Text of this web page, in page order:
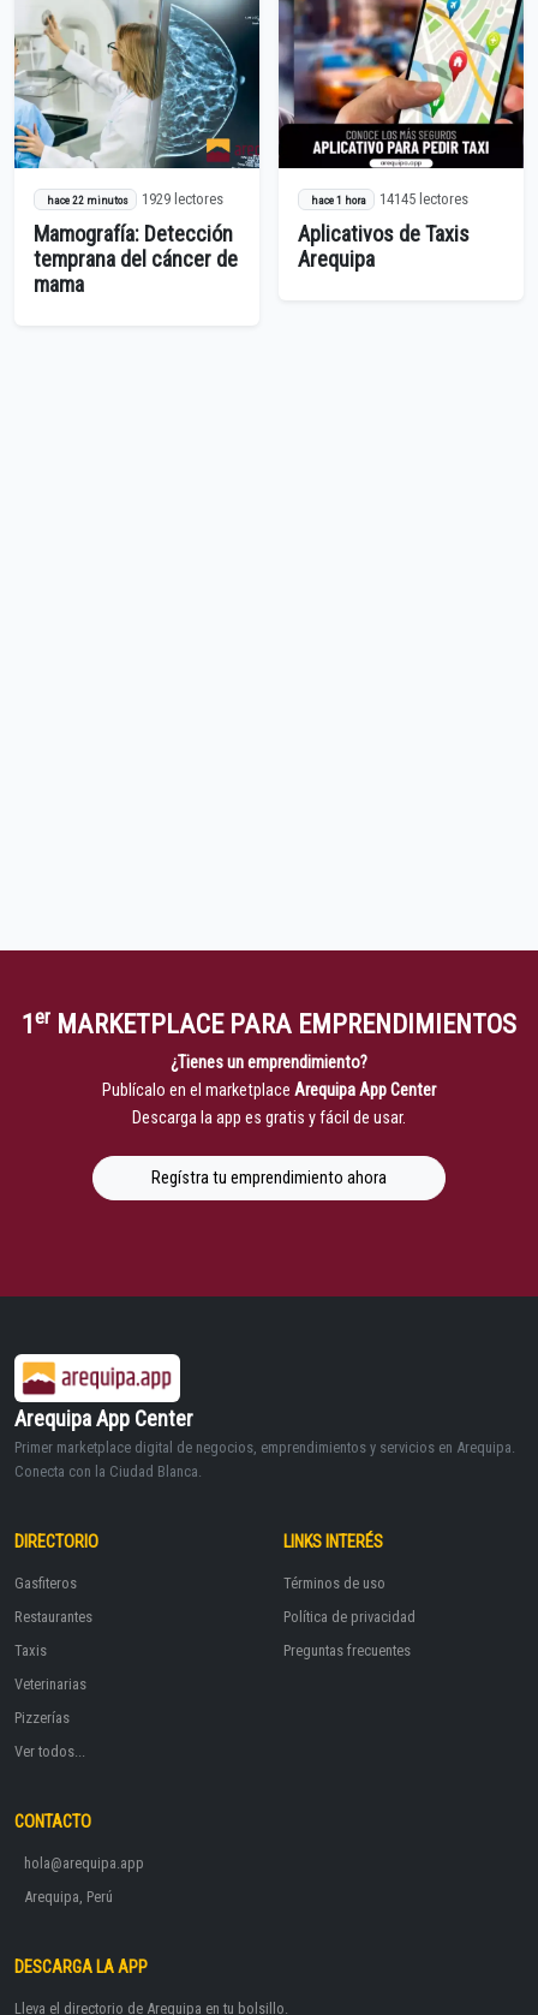
hace 22 minutos 1929 lectores
Mamografía: Detección
temprana del cáncer de
mama
hace 1 hora 14145 lectores
Aplicativos de Taxis
Arequipa
1 er MARKETPLACE PARA EMPRENDIMIENTOS
¿Tienes un emprendimiento?
Publícalo en el marketplace Arequipa App Center
Descarga la app es gratis y fácil de usar.
Regístra tu emprendimiento ahora
Arequipa App Center
Primer marketplace digital de negocios, emprendimientos y servicios en Arequipa.
Conecta con la Ciudad Blanca.
DIRECTORIO
Gasfiteros
Restaurantes
Taxis
Veterinarias
Pizzerías
Ver todos...
LINKS INTERÉS
Términos de uso
Política de privacidad
Preguntas frecuentes
CONTACTO
hola@arequipa.app
Arequipa, Perú
DESCARGA LA APP
Lleva el directorio de Arequipa en tu bolsillo.